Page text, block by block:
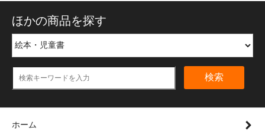
ほかの商品を探す
検索
ホーム